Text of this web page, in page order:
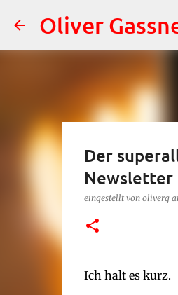
Oliver
Der
Newsletter
eingestellt von oliverg
Ich halt es kurz.